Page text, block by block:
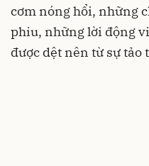
cơm nóng hổi, những
phiu, những lời động
được dệt nên từ sự tảo